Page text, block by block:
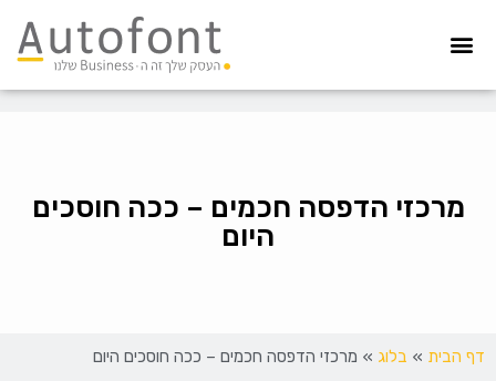
מרכזי הדפסה חכמים – ככה חוסכים
היום
דף הבית » בלוג » מרכזי הדפסה חכמים – ככה חוסכים היום